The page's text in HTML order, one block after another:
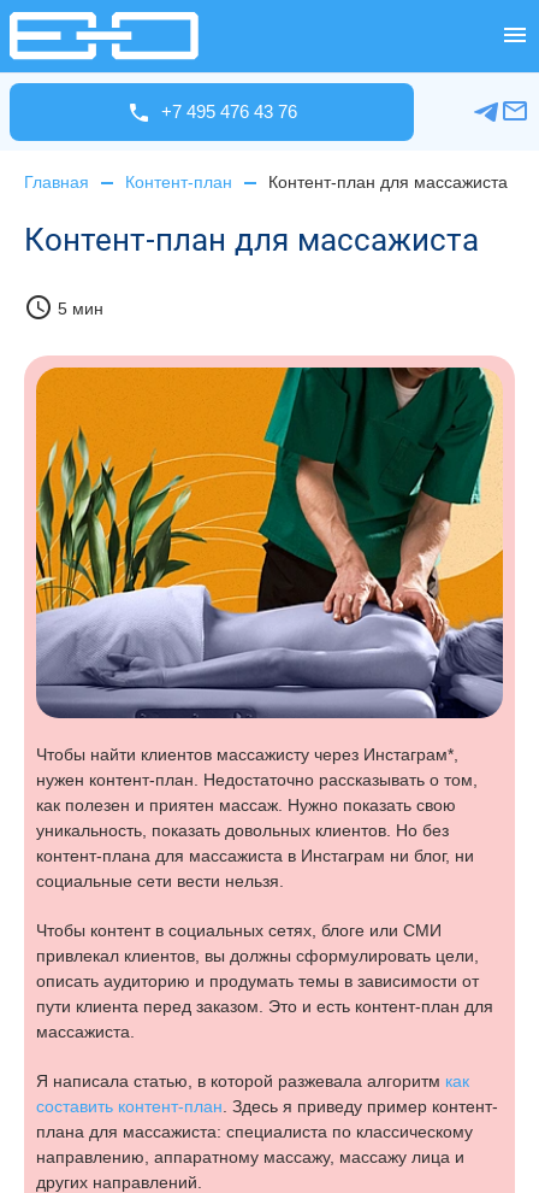
+7 495 476 43 76
Главная Контент-план Контент-план для массажиста
Контент-план для массажиста
schedule 5 мин
Чтобы найти клиентов массажисту через Инстаграм*,
нужен контент-план. Недостаточно рассказывать о том,
как полезен и приятен массаж. Нужно показать свою
уникальность, показать довольных клиентов. Но без
контент-плана для массажиста в Инстаграм ни блог, ни
социальные сети вести нельзя.
Чтобы контент в социальных сетях, блоге или СМИ
привлекал клиентов, вы должны сформулировать цели,
описать аудиторию и продумать темы в зависимости от
пути клиента перед заказом. Это и есть контент-план для
массажиста.
Я написала статью, в которой разжевала алгоритм как
составить контент-план . Здесь я приведу пример контент-
плана для массажиста: специалиста по классическому
направлению, аппаратному массажу, массажу лица и
других направлений.